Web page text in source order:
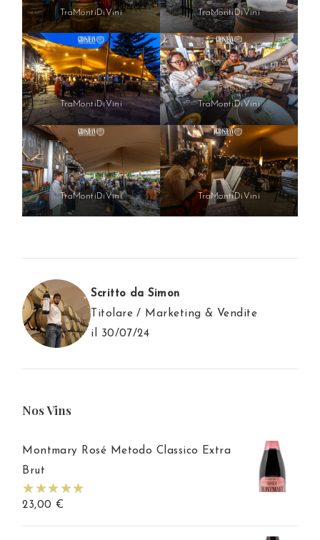
TraMontiDiVini TraMontiDiVini
TraMontiDiVini TraMontiDiVini
TraMontiDiVini TraMontiDiVini
Scritto da Simon
Titolare / Marketing & Vendite
il 30/07/24
Nos Vins
Montmary Rosé Metodo Classico Extra
Brut
23,00 €